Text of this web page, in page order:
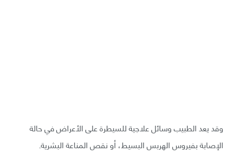
وقد يعد الطبيب وسائل علاجية للسيطرة على الأعراض في حالة
الإصابة بفيروس الهربس البسيط، أو نقص المناعة البشرية.